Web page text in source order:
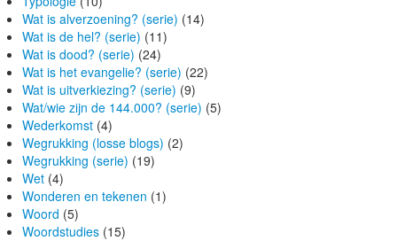
Wat is alverzoening? (serie) (14)
Wat is de hel? (serie) (11)
Wat is dood? (serie) (24)
Wat is het evangelie? (serie) (22)
Wat is uitverkiezing? (serie) (9)
Wat/wie zijn de 144.000? (serie) (5)
Wederkomst (4)
Wegrukking (losse blogs) (2)
Wegrukking (serie) (19)
Wet (4)
Wonderen en tekenen (1)
Woord (5)
Woordstudies (15)